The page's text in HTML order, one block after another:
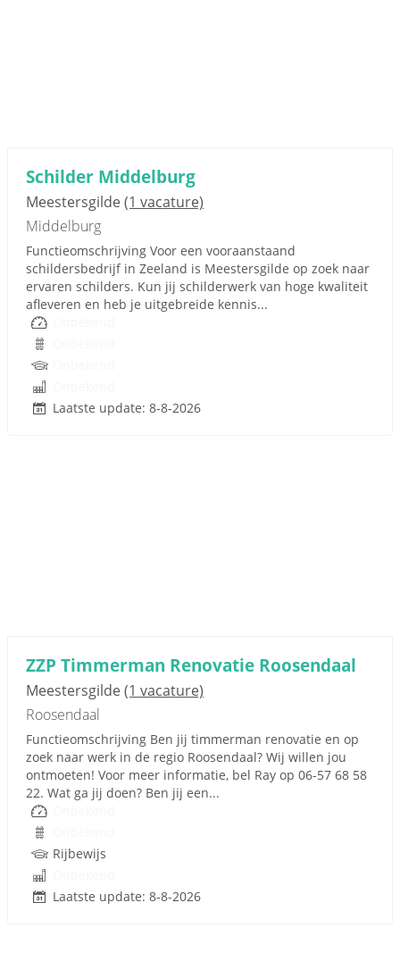
Schilder Middelburg
Meestersgilde(1 vacature)
Middelburg
Functieomschrijving Voor een vooraanstaand
schildersbedrijf in Zeeland is Meestersgilde op zoek naar
ervaren schilders. Kun jij schilderwerk van hoge kwaliteit
afleveren en heb je uitgebreide kennis...
Laatste update: 8-8-2026
ZZP Timmerman Renovatie Roosendaal
Meestersgilde(1 vacature)
Roosendaal
Functieomschrijving Ben jij timmerman renovatie en op
zoek naar werk in de regio Roosendaal? Wij willen jou
ontmoeten! Voor meer informatie, bel Ray op 06-57 68 58
22. Wat ga jij doen? Ben jij een...
Rijbewijs
Laatste update: 8-8-2026